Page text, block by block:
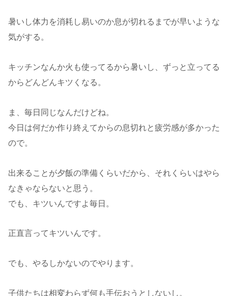
暑いし体力を消耗し易いのか息が切れるまでが早いような
気がする。
キッチンなんか火も使ってるから暑いし、ずっと立ってる
からどんどんキツくなる。
ま、毎日同じなんだけどね。
今日は何だか作り終えてからの息切れと疲労感が多かった
ので。
出来ることが夕飯の準備くらいだから、それくらいはやら
なきゃならないと思う。
でも、キツいんですよ毎日。
正直言ってキツいんです。
でも、やるしかないのでやります。
子供たちは相変わらず何も手伝おうとしないし。